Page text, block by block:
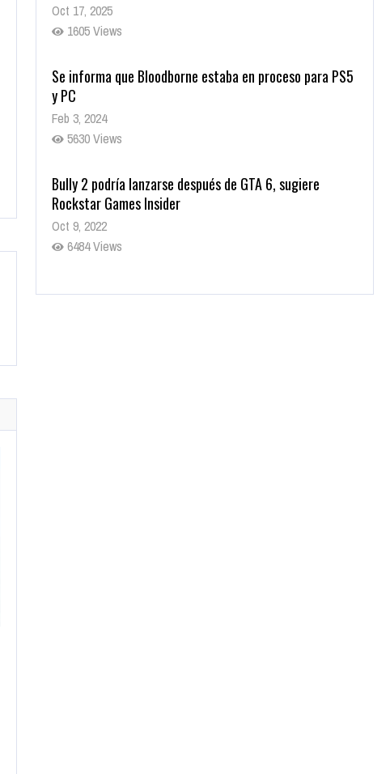
Oct 17, 2025
1605 Views
Se informa que Bloodborne estaba en proceso para PS5
y PC
Feb 3, 2024
5630 Views
Bully 2 podría lanzarse después de GTA 6, sugiere
Rockstar Games Insider
Oct 9, 2022
6484 Views
Rumor: Se filtran los primeros detalles de Resident Evil